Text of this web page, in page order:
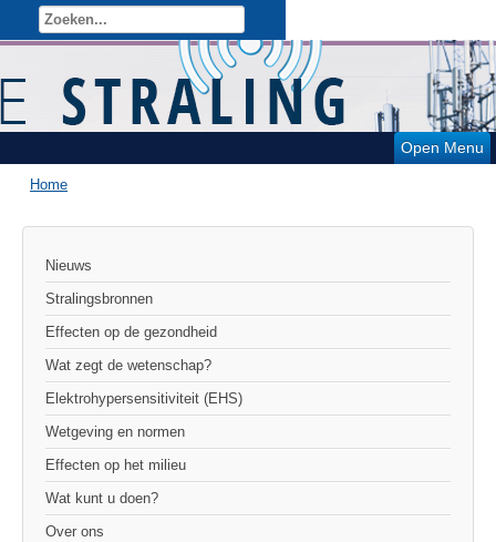
Open Menu
Home
Nieuws
Stralingsbronnen
Effecten op de gezondheid
Wat zegt de wetenschap?
Elektrohypersensitiviteit (EHS)
Wetgeving en normen
Effecten op het milieu
Wat kunt u doen?
Over ons